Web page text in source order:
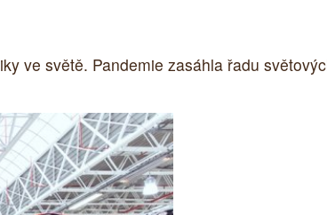
ve světě. Pandemie zasáhla řadu